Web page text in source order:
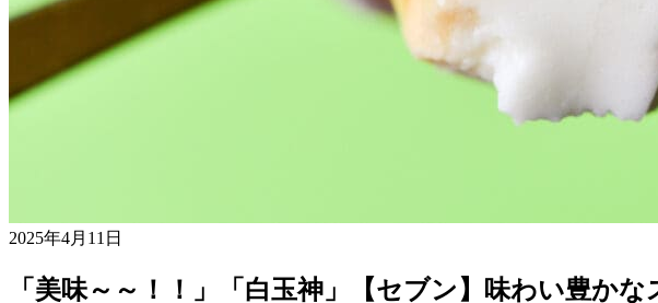
2025年4月11日
「美味～～！！」「白玉神」【セブン】味わい豊か